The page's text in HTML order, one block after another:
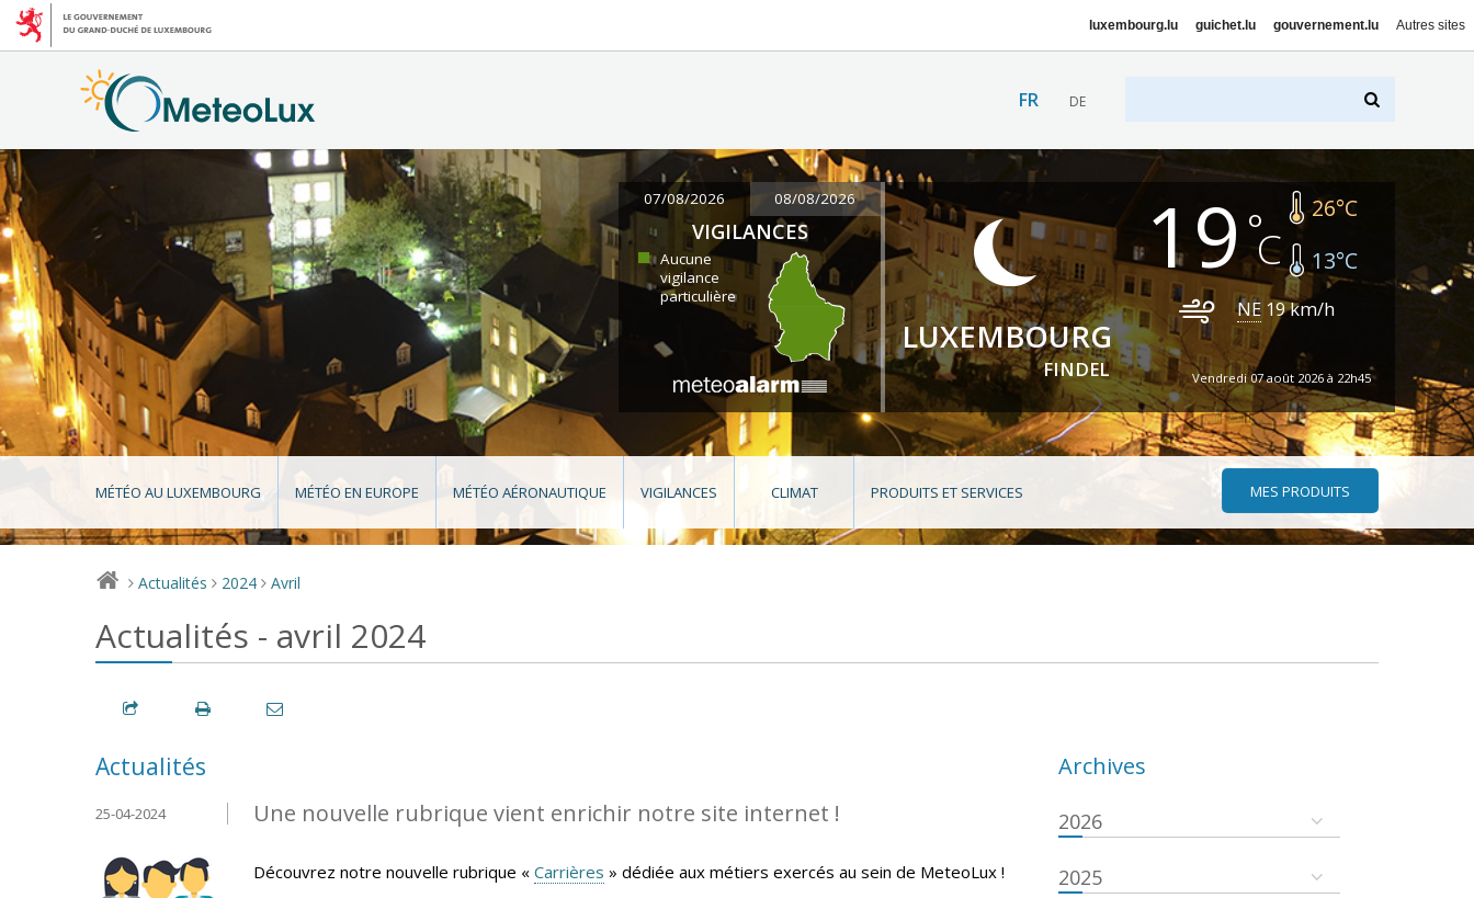
luxembourg.lu guichet.lu gouvernement.lu Autres sites
FR DE
07/08/2026 08/08/2026
VIGILANCES
Aucune
vigilance
particulière
LUXEMBOURG
FINDEL
19 26°C
13°C
NE 19km/h
Vendredi 07 août 2026 à 22h45
MÉTÉO AU LUXEMBOURG MÉTÉO EN EUROPE MÉTÉO AÉRONAUTIQUE VIGILANCES CLIMAT PRODUITS ET SERVICES MES PRODUITS
> Actualités > 2024 > Avril
Actualités - avril 2024
Actualités
Une nouvelle rubrique vient enrichir notre site internet !
25-04-2024
Découvrez notre nouvelle rubrique « Carrières » dédiée aux métiers exercés au sein de MeteoLux !
Archives
2026
2025